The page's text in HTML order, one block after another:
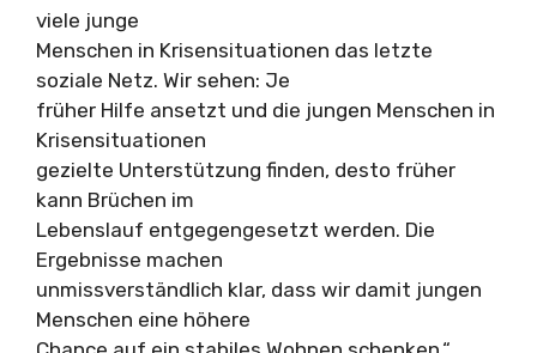
viele junge
Menschen in Krisensituationen das letzte
soziale Netz. Wir sehen: Je
früher Hilfe ansetzt und die jungen Menschen in
Krisensituationen
gezielte Unterstützung finden, desto früher
kann Brüchen im
Lebenslauf entgegengesetzt werden. Die
Ergebnisse machen
unmissverständlich klar, dass wir damit jungen
Menschen eine höhere